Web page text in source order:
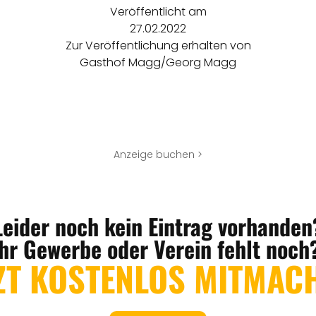
Veröffentlicht am
27.02.2022
Zur Veröffentlichung erhalten von
Gasthof Magg/Georg Magg
Anzeige buchen >
noch kein Eintrag
Gewerbe oder Verein fehlt
KOSTENLOS